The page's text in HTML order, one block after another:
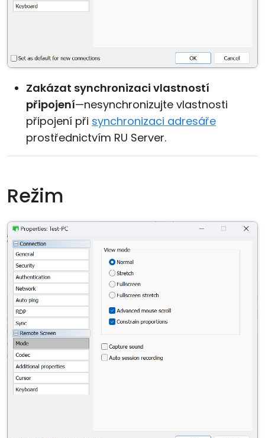
Zakázat synchronizaci vlastností
připojení—nesynchronizujte vlastnosti
připojení při synchronizaci adresáře
prostřednictvím RU Server.
Režim